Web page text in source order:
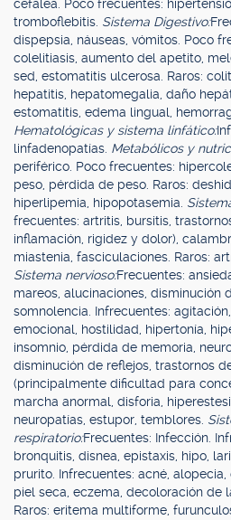
cefalea. Poco frecuentes:
tromboflebitis. Sistema Digestivo:
dispepsia, náuseas, vómitos. Poco
colelitiasis, aumento del apetito,
sed, estomatitis ulcerosa. Raros:
hepatitis, hepatomegalia, daño
estomatitis, edema lingual,
Hematológicas y sistema linfático:
linfadenopatías. Metabólicos y
periférico. Poco frecuentes:
peso, pérdida de peso. Raros:
hiperlipemia, hipopotasemia.
frecuentes: artritis, bursitis,
inflamación, rigidez y dolor),
miastenia, fasciculaciones. Raros:
Sistema nervioso:Frecuentes:
mareos, alucinaciones, disminución
somnolencia. Infrecuentes:
emocional, hostilidad, hipertonía,
insomnio, pérdida de memoria,
disminución de reflejos, trastornos
(principalmente dificultad para
marcha anormal, disforia,
neuropatías, estupor, temblores.
respiratorio:Frecuentes: Infección.
bronquitis, disnea, epistaxis, hipo,
prurito. Infrecuentes: acné,
piel seca, eczema, decoloración de
Raros: eritema multiforme,